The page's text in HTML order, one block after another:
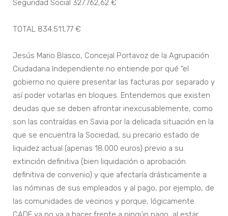
Seguridad Social 327.762,62 €
TOTAL 834.511,77 €
Jesús Mario Blasco, Concejal Portavoz de la Agrupación
Ciudadana Independiente no entiende por qué “el
gobierno no quiere presentar las facturas por separado y
así poder votarlas en bloques. Entendemos que existen
deudas que se deben afrontar inexcusablemente, como
son las contraídas en Savia por la delicada situación en la
que se encuentra la Sociedad, su precario estado de
liquidez actual (apenas 18.000 euros) previo a su
extinción definitiva (bien liquidación o aprobación
definitiva de convenio) y que afectaría drásticamente a
las nóminas de sus empleados y al pago, por ejemplo, de
las comunidades de vecinos y porque, lógicamente